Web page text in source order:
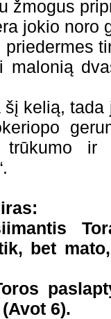
žmogus
jokio noro
malonią
kelią,
ir
bet
6).